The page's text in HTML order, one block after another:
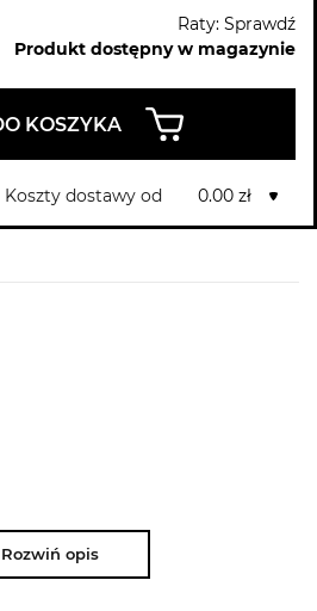
Raty: Sprawdź
Produkt dostępny w magazynie
KOSZYKA
Koszty dostawy od 0.00 zł
Rozwiń opis